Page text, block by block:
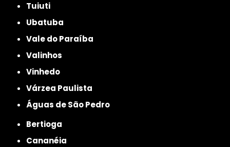
Tuiuti
Ubatuba
Vale do Paraíba
Valinhos
Vinhedo
Várzea Paulista
Águas de São Pedro
Bertioga
Cananéia